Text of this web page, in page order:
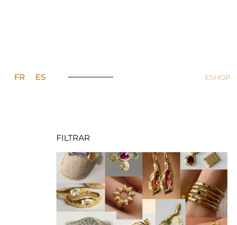
FR ES ESHOP
FILTRAR